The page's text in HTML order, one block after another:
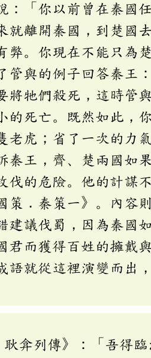
：「你以前曾在秦國
就離開秦國，到楚國
弊。你現在不能只為
管與的例子回答秦王
將牠們殺死，這時管
的死亡。既然如此，
老虎；省了一次的力
秦王，齊、楚兩國如
伐的危險。他的計謀
策．秦策一》。內容
建議伐蜀，因為秦國
君而獲得百姓的擁戴
語就從這裡演變而出
耿弇列傳》：「吾得